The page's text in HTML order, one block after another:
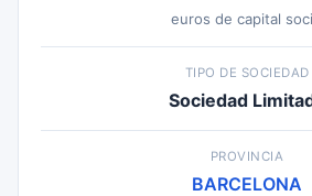
euros de capital
TIPO DE SOCIEDAD
Sociedad
PROVINCIA
BARCELONA